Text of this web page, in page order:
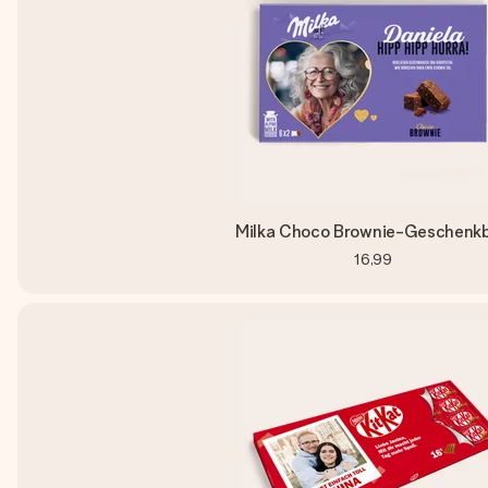
Milka Choco Brownie-
16,99